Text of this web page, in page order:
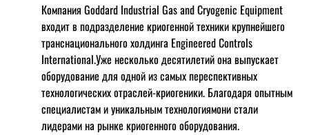
Компания Goddard Industrial Gas and Cryogenic Equipment
входит в подразделение криогенной техники крупнейшего
транснационального холдинга Engineered Controls
International.Уже несколько десятилетий она выпускает
оборудование для одной из самых переспективных
технологических отраслей-криогеники. Благодаря опытным
специалистам и уникальным технологиямони стали
лидерами на рынке криогенного оборудования.